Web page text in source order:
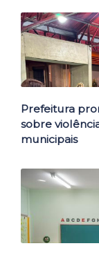
Prefeitura
sobre
municipais